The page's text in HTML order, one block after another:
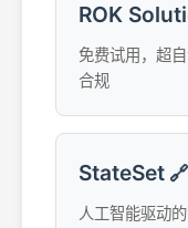
ROK
免费试用，超
合规
StateSet 🔗
人工智能驱动